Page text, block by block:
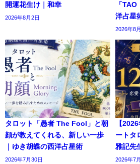
開運花生け｜和幸
2026年8月2日
「
洋占星
2026年8
タロット「愚者 The Fool」と朝
顔が教えてくれる、新しい一歩
｜ゆき胡蝶の西洋占星術
2026年7月30日
【
ートタ
雅記先
2026年7